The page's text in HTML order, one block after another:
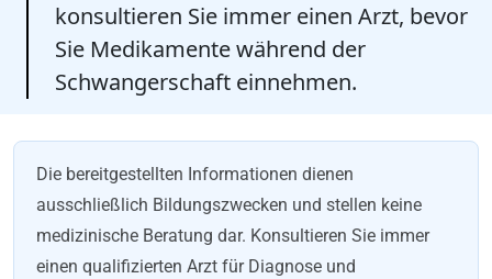
konsultieren Sie immer einen Arzt, bevor
Sie Medikamente während der
Schwangerschaft einnehmen.
Die bereitgestellten Informationen dienen
ausschließlich Bildungszwecken und stellen keine
medizinische Beratung dar. Konsultieren Sie immer
einen qualifizierten Arzt für Diagnose und